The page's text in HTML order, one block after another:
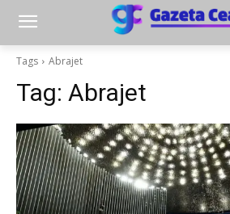
Tags Abrajet
Tag: Abrajet